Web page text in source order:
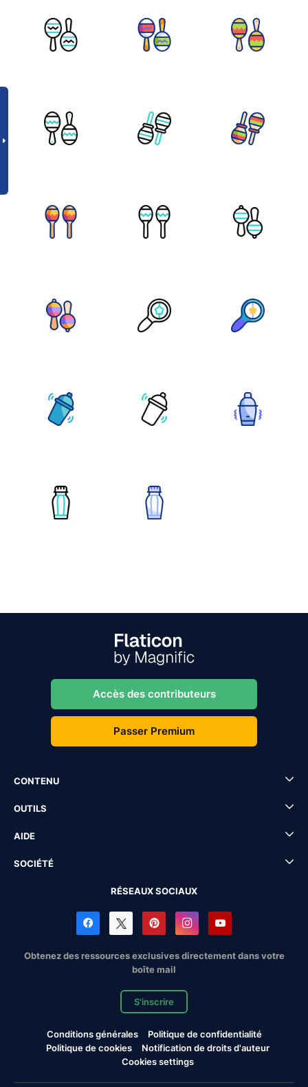
Accès des contributeurs
Passer Premium
CONTENU
OUTILS
AIDE
SOCIÉTÉ
RÉSEAUX SOCIAUX
Obtenez des ressources exclusives directement dans votre
boîte mail
S'inscrire
Conditions générales
Politique de confidentialité
Politique de cookies
Notification de droits d'auteur
Cookies settings